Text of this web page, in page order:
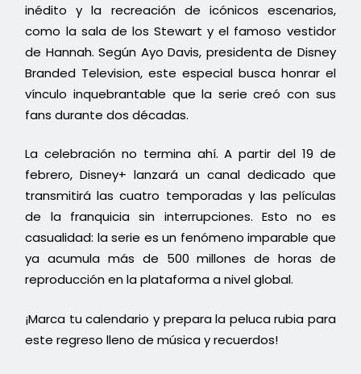
inédito y la recreación de icónicos escenarios,
como la sala de los Stewart y el famoso vestidor
de Hannah. Según Ayo Davis, presidenta de Disney
Branded Television, este especial busca honrar el
vínculo inquebrantable que la serie creó con sus
fans durante dos décadas.
La celebración no termina ahí. A partir del 19 de
febrero, Disney+ lanzará un canal dedicado que
transmitirá las cuatro temporadas y las películas
de la franquicia sin interrupciones. Esto no es
casualidad: la serie es un fenómeno imparable que
ya acumula más de 500 millones de horas de
reproducción en la plataforma a nivel global.
¡Marca tu calendario y prepara la peluca rubia para
este regreso lleno de música y recuerdos!